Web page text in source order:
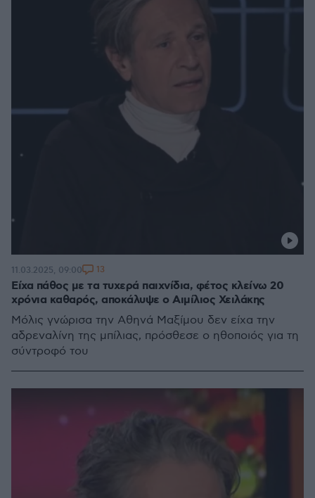
Είχα πάθος με τα τυχερά παιχνίδια, φέτος κλείνω 20
χρόνια καθαρός, αποκάλυψε ο Αιμίλιος Χειλάκης
Μόλις γνώρισα την Αθηνά Μαξίμου δεν είχα την
αδρεναλίνη της μπίλιας, πρόσθεσε ο ηθοποιός για τη
σύντροφό του
11.03.2025, 09:00 13